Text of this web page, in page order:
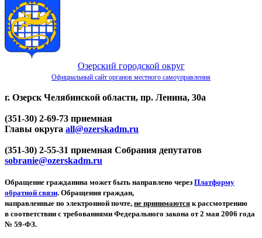
Озерский городской округ
Официальный сайт органов местного самоуправления
г. Озерск Челябинской области, пр. Ленина, 30а
(351-30) 2-69-73 приемная
Главы округа all@ozerskadm.ru
(351-30) 2-55-31 приемная Собрания депутатов
sobranie@ozerskadm.ru
Обращение гражданина может быть направлено через Платформу
обратной связи. Обращения граждан,
направленные по электронной почте, не принимаются к рассмотрению
в соответствии с требованиями Федерального закона от 2 мая 2006 года
№ 59-ФЗ.